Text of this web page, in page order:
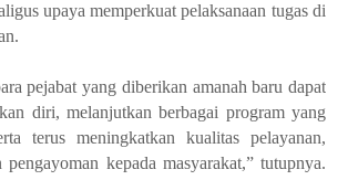
upaya memperkuat pelaksanaan tugas di
pejabat yang diberikan amanah baru dapat
diri, melanjutkan berbagai program yang
terus meningkatkan kualitas pelayanan,
kepada masyarakat,” tutupnya.